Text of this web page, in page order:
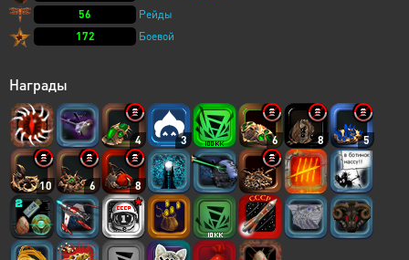
56
Рейды
172
Боевой
Награды
4 3 6 8 5
10 6 8